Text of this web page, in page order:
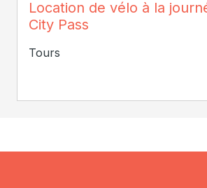
Location de vélo à la
City Pass
Tours